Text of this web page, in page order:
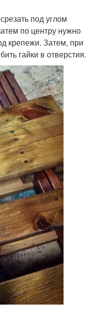
под углом
по центру нужно
крепежи. Затем, при
гайки в отверстия.